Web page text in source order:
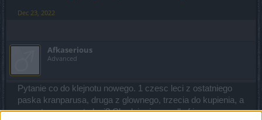
Dec 23, 2022
Afkaserious
Advanced
Pytanie co do klejnotu nowego. 1 czesc leci z ostatniego
paska kranparusa, druga z glownego, trzecia do kupienia, a
czwarta z czego to leci? Chodzi mi o scroll of ice